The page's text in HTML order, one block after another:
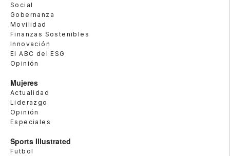
Social
Gobernanza
Movilidad
Finanzas Sostenibles
Innovación
El ABC del ESG
Opinión
Mujeres
Actualidad
Liderazgo
Opinión
Especiales
Sports Illustrated
Futbol